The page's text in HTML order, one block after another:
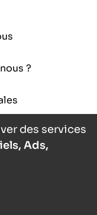
?
des services
Ads,